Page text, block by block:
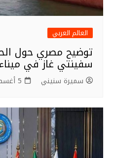
العالم العربي
توضيح مصري حول
سفينتي غاز في
سميرة سنيني 5 أغسطس 2026